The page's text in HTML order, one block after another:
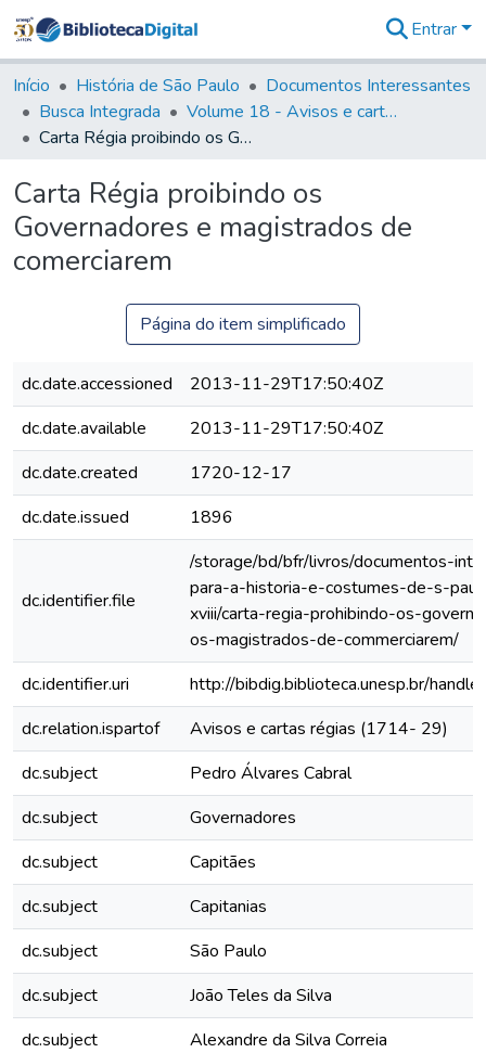
&
Coleções
Tudo na
Biblioteca
Estatísticas
Entrar
Início História de São Paulo
Documentos Interessantes
Busca Integrada
Volume 18 - Avisos e cartas régias (1714- 29)
Carta Régia proibindo os Governadores e magistrados de comerciarem
Carta Régia proibindo os
Governadores e magistrados de
comerciarem
Página do item simplificado
dc.date.accessioned
2013-11-29T17:50:40Z
dc.date.available
2013-11-29T17:50:40Z
dc.date.created
1720-12-17
dc.date.issued
1896
dc.identifier.file
/storage/bd/bfr/livros/documentos-
para-a-historia-e-costumes-de-s-
xviii/carta-regia-prohibindo-os-
os-magistrados-de-commerciarem/
dc.identifier.uri
http://bibdig.biblioteca.unesp.br/
dc.relation.ispartof
Avisos e cartas régias (1714- 29)
dc.subject
Pedro Álvares Cabral
dc.subject
Governadores
dc.subject
Capitães
dc.subject
Capitanias
dc.subject
São Paulo
dc.subject
João Teles da Silva
dc.subject
Alexandre da Silva Correia